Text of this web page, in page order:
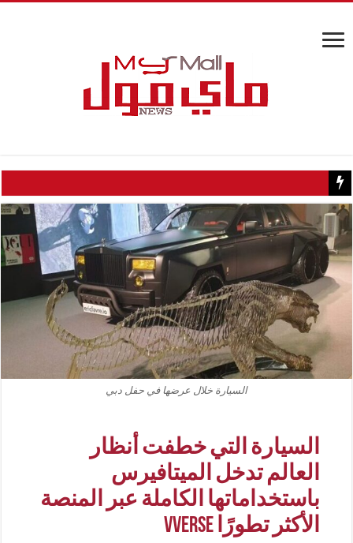
مفاجأة علمية.. علاج للكوليسترول يخلص الجسم من المواد السامة
السيارة خلال عرضها في حفل دبي
السيارة التي خطفت أنظار
العالم تدخل الميتافيرس
باستخداماتها الكاملة عبر المنصة
الأكثر تطورًا VVerse